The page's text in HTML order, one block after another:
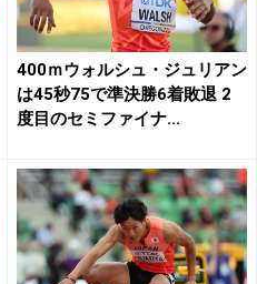
400ｍウォルシュ・ジュリアン
は45秒75で準決勝6着敗退 2
度目のセミファイナ...